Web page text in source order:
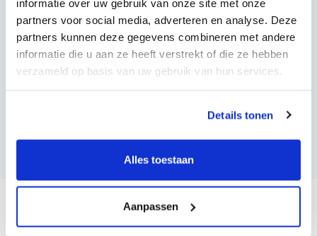
informatie over uw gebruik van onze site met onze
partners voor social media, adverteren en analyse. Deze
partners kunnen deze gegevens combineren met andere
informatie die u aan ze heeft verstrekt of die ze hebben
verzameld op basis van uw gebruik van hun services.
Details tonen
Alles toestaan
Aanpassen
Wij bieden een scala aan circulaire producten
Maak uw woning, woonwijk, bedrijfspand of
bedrijfsterrein waterneutraal of een bron van water.
Benieuwd naar de mogelijkheden?
Bekijk onze producten
Onze partners